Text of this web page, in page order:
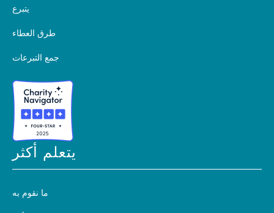
يتبرع
طرق العطاء
جمع التبرعات
يتعلم أكثر
ما نقوم به